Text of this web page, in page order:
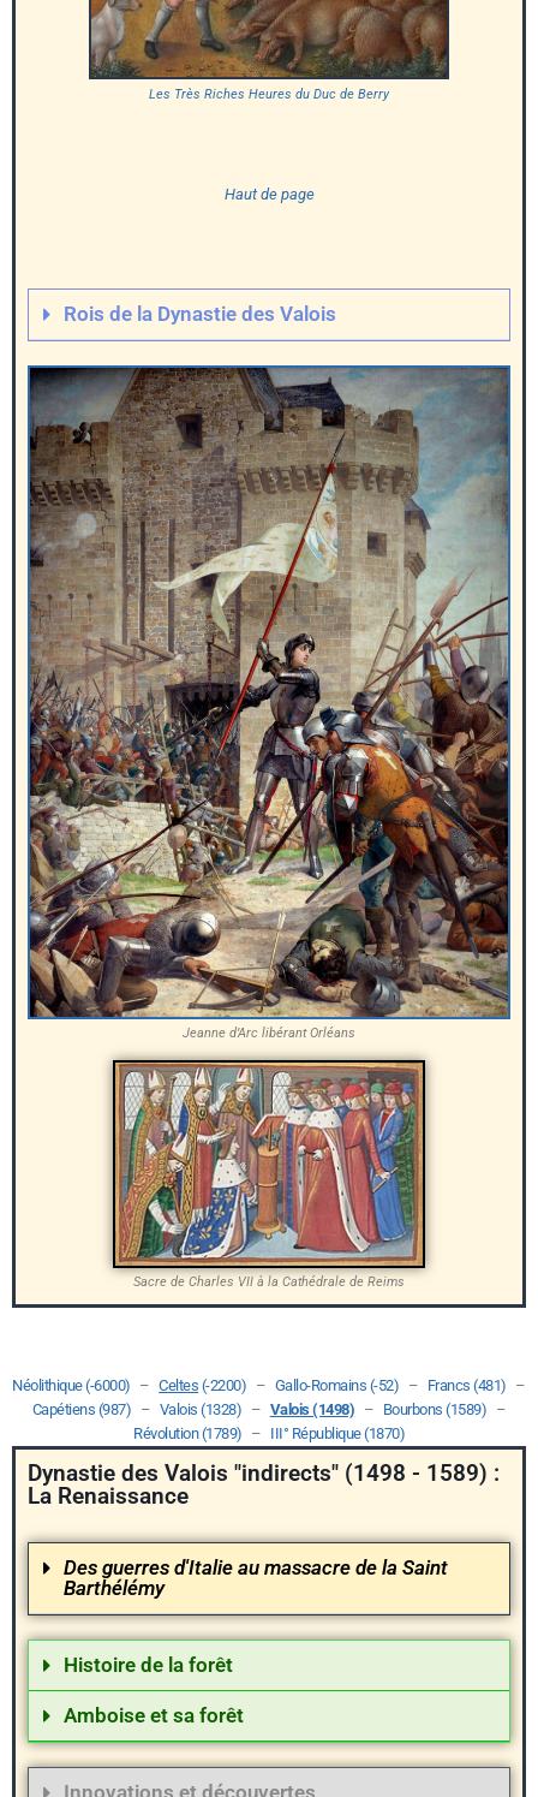
Les Très Riches Heures du Duc de Berry
Haut de page
Rois de la Dynastie des Valois
Jeanne d’Arc libérant Orléans
Sacre de Charles VII à la Cathédrale de Reims
Néolithique (-6000) –Celtes (-2200) – Gallo-Romains (-52) – Francs (481) –
Capétiens (987) – Valois (1328) – Valois (1498) – Bourbons (1589) –
Révolution (1789) – III° République (1870)
Dynastie des Valois "indirects" (1498 - 1589) :
La Renaissance
Des guerres d'Italie au massacre de la Saint
Barthélémy
Histoire de la forêt
Amboise et sa forêt